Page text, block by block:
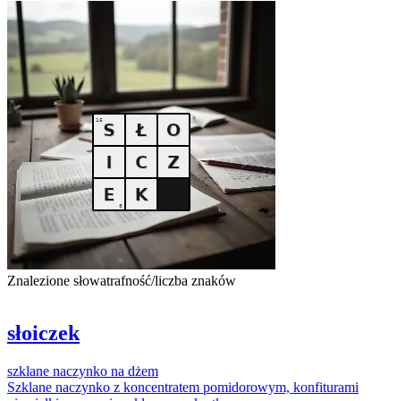
Znalezione słowatrafność/liczba znaków
słoiczek
szklane naczynko na dżem
Szklane naczynko z koncentratem pomidorowym, konfiturami